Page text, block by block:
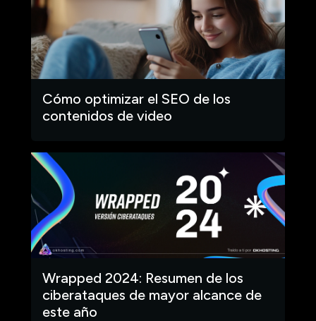
Cómo optimizar el SEO de los
contenidos de video
Wrapped 2024: Resumen de los
ciberataques de mayor alcance de
este año